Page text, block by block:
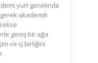
yurt genelinde
akademik
geniş bir ağa
ve iş birliğini